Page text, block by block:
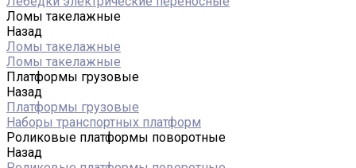
Ломы такелажные
Назад
Ломы такелажные
Ломы такелажные
Платформы грузовые
Назад
Платформы грузовые
Наборы транспортных платформ
Роликовые платформы поворотные
Назад